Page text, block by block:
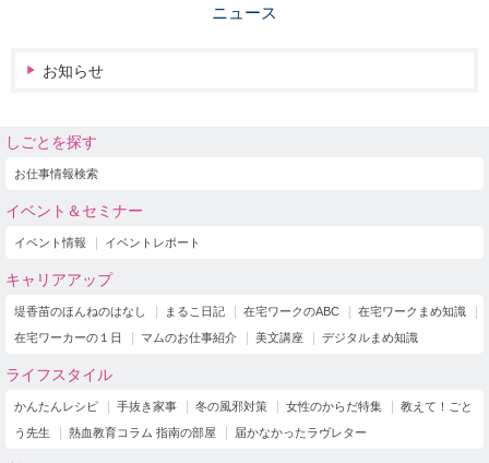
ニュース
お知らせ
しごとを探す
お仕事情報検索
イベント＆セミナー
イベント情報 イベントレポート
キャリアアップ
堤香苗のほんねのはなし まるこ日記 在宅ワークのABC
在宅ワークまめ知識
在宅ワーカーの１日
マムのお仕事紹介 美文講座 デジタルまめ知識
ライフスタイル
かんたんレシピ 手抜き家事 冬の風邪対策 女性のからだ特集
教えて！ごと
う先生
熱血教育コラム 指南の部屋 届かなかったラヴレター